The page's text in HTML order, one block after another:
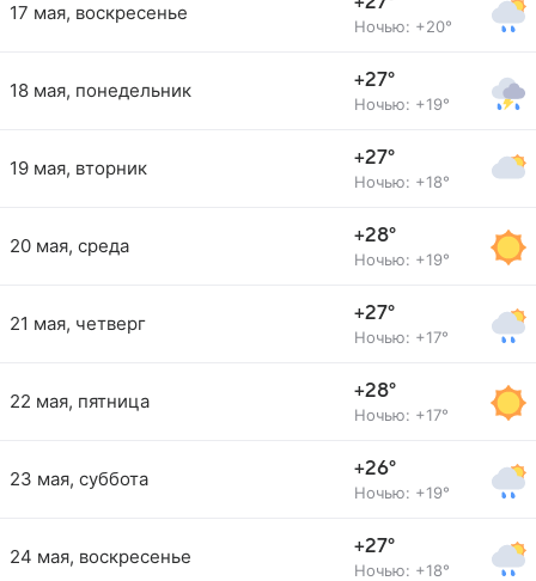
17 мая, воскресенье
Ночью: +20°
18 мая, понедельник +27°
Ночью: +19°
19 мая, вторник +27°
Ночью: +18°
20 мая, среда +28°
Ночью: +19°
21 мая, четверг +27°
Ночью: +17°
22 мая, пятница +28°
Ночью: +17°
23 мая, суббота +26°
Ночью: +19°
24 мая, воскресенье +27°
Ночью: +18°